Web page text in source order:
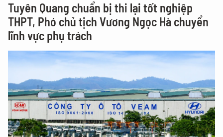
Tuyên Quang chuẩn bị thi lại tốt nghiệp
THPT, Phó chủ tịch Vương Ngọc Hà chuyển
lĩnh vực phụ trách